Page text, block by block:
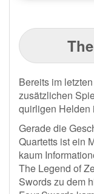
Bereits im
zusätzlichen
quirligen Helden
Gerade die
Quartetts ist ein
kaum
The Legend of
Swords zu dem